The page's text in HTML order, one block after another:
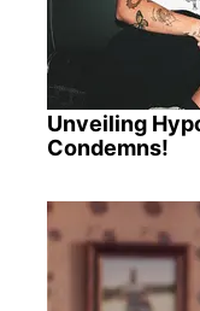
Unveiling
Condemns!